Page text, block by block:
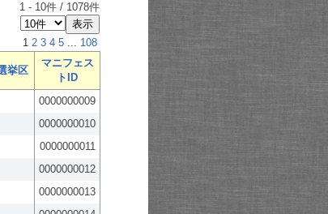
1 - 10件 / 1078件
1 2 3 4 5 ... 108
挙区
マニフェス
トID
0000000009
0000000010
0000000011
0000000012
0000000013